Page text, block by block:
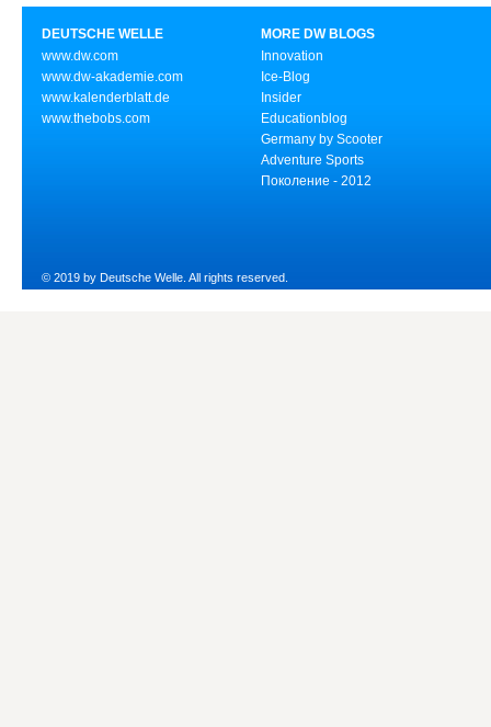
DEUTSCHE WELLE
www.dw.com
www.dw-akademie.com
www.kalenderblatt.de
www.thebobs.com
MORE DW BLOGS
Innovation
Ice-Blog
Insider
Educationblog
Germany by Scooter
Adventure Sports
Поколение - 2012
© 2019 by Deutsche Welle. All rights reserved.